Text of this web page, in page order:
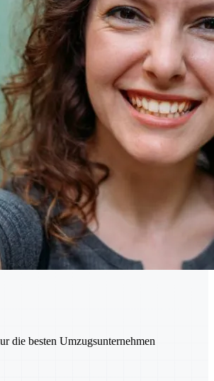
die besten Umzugsunternehmen